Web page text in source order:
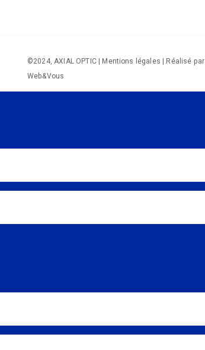
©2024, AXIAL OPTIC | Mentions légales | Réalisé par
Web&Vous